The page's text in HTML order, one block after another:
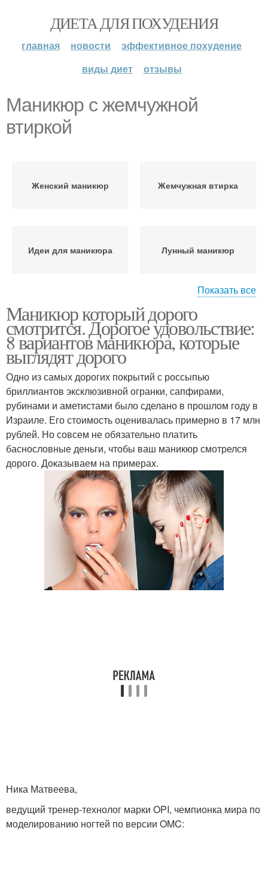
ДИЕТА ДЛЯ ПОХУДЕНИЯ
главная новости
эффективное похудение
виды диет
отзывы
Маникюр с жемчужной
втиркой
Женский маникюр Жемчужная втирка
Идеи для маникюра Лунный маникюр
ногти
Бордовый маникюр
Показать все
Маникюр который дорого
смотрится. Дорогое удовольствие:
8 вариантов маникюра, которые
выглядят дорого
Одно из самых дорогих покрытий с россыпью
бриллиантов эксклюзивной огранки, сапфирами,
рубинами и аметистами было сделано в прошлом году в
Израиле. Его стоимость оценивалась примерно в 17 млн
рублей. Но совсем не обязательно платить
баснословные деньги, чтобы ваш маникюр смотрелся
дорого. Доказываем на примерах.
Ника Матвеева,
ведущий тренер-технолог марки OPI, чемпионка мира по
моделированию ногтей по версии OMC: